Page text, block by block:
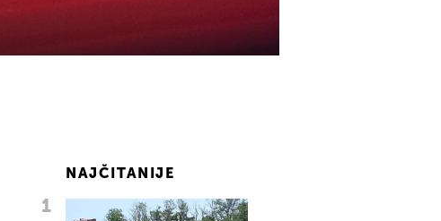
NAJČITANIJE